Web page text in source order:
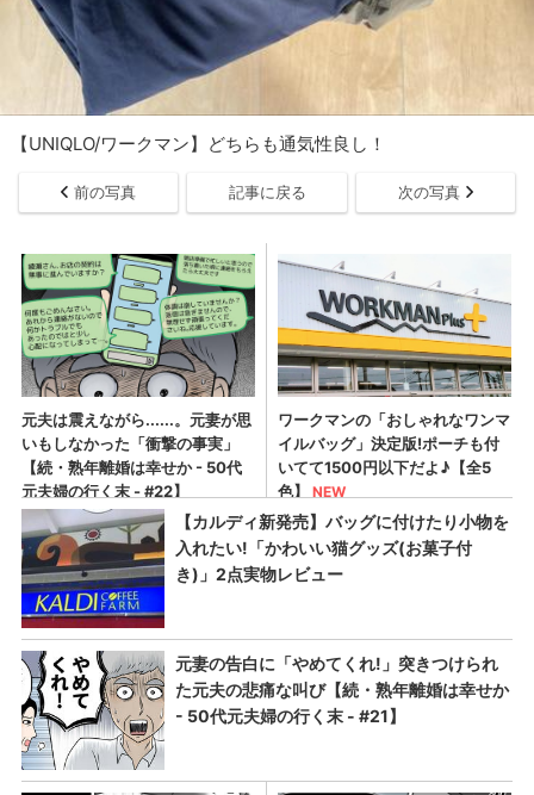
【UNIQLO/ワークマン】どちらも通気性良し！
前の写真 記事に戻る 次の写真